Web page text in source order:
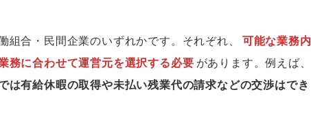
組合・民間企業のいずれかです。それぞれ、
可能な業務内
務に合わせて運営元を選択する必要 があります。例えば、
は有給休暇の取得や未払い残業代の請求などの交渉はでき